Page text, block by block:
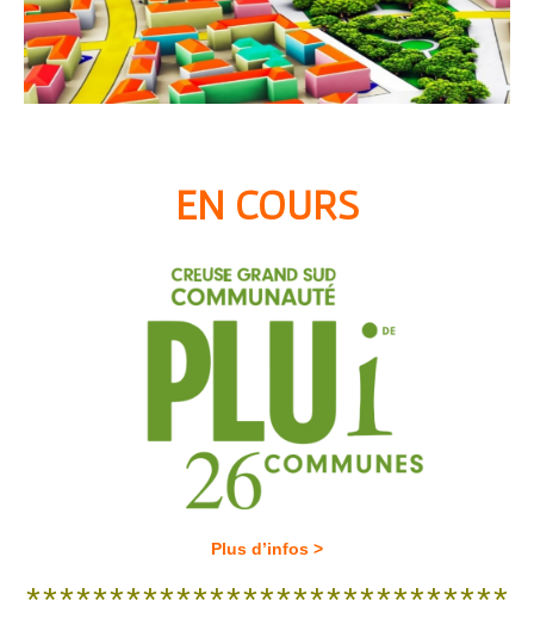
EN COURS
Plus d’infos >
*****************************